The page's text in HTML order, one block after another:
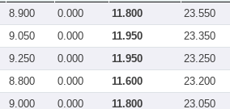
8.900 0.000 11.800
23.550
9.050 0.000 11.950
23.350
9.250 0.000 11.950
23.250
8.800 0.000 11.600
23.200
9.000 0.000 11.800
23.050